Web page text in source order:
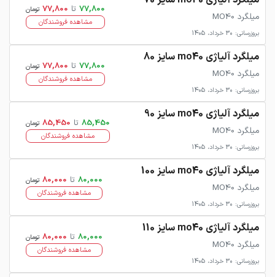
میلگرد MO40
بروزرسانی: 30 خرداد، 1405
77,800 تا 77,800 تومان
مشاهده فروشندگان
میلگرد آلیاژی mo40 سایز 80
میلگرد MO40
بروزرسانی: 30 خرداد، 1405
77,800 تا 77,800 تومان
مشاهده فروشندگان
میلگرد آلیاژی mo40 سایز 90
میلگرد MO40
بروزرسانی: 30 خرداد، 1405
85,450 تا 85,450 تومان
مشاهده فروشندگان
میلگرد آلیاژی mo40 سایز 100
میلگرد MO40
بروزرسانی: 30 خرداد، 1405
80,000 تا 80,000 تومان
مشاهده فروشندگان
میلگرد آلیاژی mo40 سایز 110
میلگرد MO40
بروزرسانی: 30 خرداد، 1405
80,000 تا 80,000 تومان
مشاهده فروشندگان